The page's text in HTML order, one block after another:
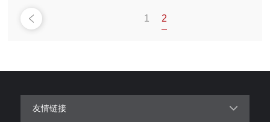
1 2
友情链接